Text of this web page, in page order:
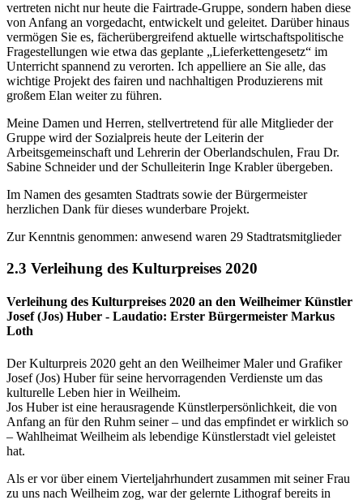
vertreten nicht nur heute die Fairtrade-Gruppe, sondern haben diese
von Anfang an vorgedacht, entwickelt und geleitet. Darüber hinaus
vermögen Sie es, fächerübergreifend aktuelle wirtschaftspolitische
Fragestellungen wie etwa das geplante „Lieferkettengesetz“ im
Unterricht spannend zu verorten. Ich appelliere an Sie alle, das
wichtige Projekt des fairen und nachhaltigen Produzierens mit
großem Elan weiter zu führen.
Meine Damen und Herren, stellvertretend für alle Mitglieder der
Gruppe wird der Sozialpreis heute der Leiterin der
Arbeitsgemeinschaft und Lehrerin der Oberlandschulen, Frau Dr.
Sabine Schneider und der Schulleiterin Inge Krabler übergeben.
Im Namen des gesamten Stadtrats sowie der Bürgermeister
herzlichen Dank für dieses wunderbare Projekt.
Zur Kenntnis genommen: anwesend waren 29 Stadtratsmitglieder
2.3 Verleihung des Kulturpreises 2020
Verleihung des Kulturpreises 2020 an den Weilheimer Künstler
Josef (Jos) Huber - Laudatio: Erster Bürgermeister Markus
Loth
Der Kulturpreis 2020 geht an den Weilheimer Maler und Grafiker
Josef (Jos) Huber für seine hervorragenden Verdienste um das
kulturelle Leben hier in Weilheim.
Jos Huber ist eine herausragende Künstlerpersönlichkeit, die von
Anfang an für den Ruhm seiner – und das empfindet er wirklich so
– Wahlheimat Weilheim als lebendige Künstlerstadt viel geleistet
hat.
Als er vor über einem Vierteljahrhundert zusammen mit seiner Frau
zu uns nach Weilheim zog, war der gelernte Lithograf bereits in